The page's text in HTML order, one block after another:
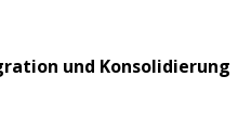
und Konsolidierung